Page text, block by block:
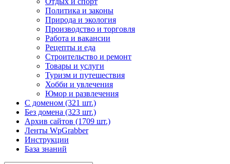
Политика и законы
Природа и экология
Производство и торговля
Работа и вакансии
Рецепты и еда
Строительство и ремонт
Товары и услуги
Туризм и путешествия
Хобби и увлечения
Юмор и развлечения
С доменом (321 шт.)
Без домена (323 шт.)
Архив сайтов (1709 шт.)
Ленты WpGrabber
Инструкции
База знаний